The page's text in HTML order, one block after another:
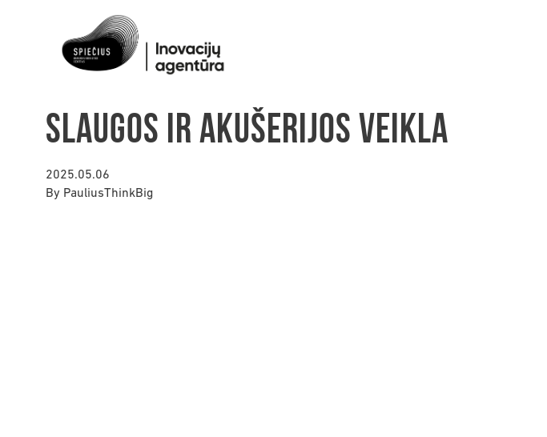
Slaugos ir akušerijos veikla
2025.05.06
By PauliusThinkBig